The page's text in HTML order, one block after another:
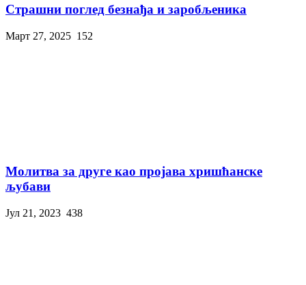
Страшни поглед безнађа и заробљеника
Март 27, 2025 152
Молитва за друге као пројава хришћанске
љубави
Јул 21, 2023 438